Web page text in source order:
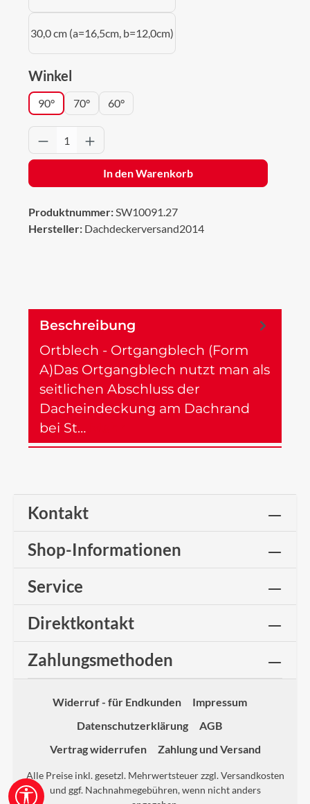
30,0 cm (a=16,5cm, b=12,0cm)
Winkel
90° 70° 60°
Produkt Anzahl: Gib den gewünschten
In den Warenkorb
Produktnummer:SW10091.27
Hersteller: Dachdeckerversand2014
Beschreibung
Ortblech - Ortgangblech (Form
A)Das Ortgangblech nutzt man als
seitlichen Abschluss der
Dacheindeckung am Dachrand
bei St…
Kontakt
Shop-Informationen
Service
Direktkontakt
Zahlungsmethoden
Widerruf - für Endkunden
Impressum
Datenschutzerklärung
AGB
Vertrag widerrufen
Zahlung und Versand
Alle Preise inkl. gesetzl. Mehrwertsteuer zzgl.Versandkosten
und ggf. Nachnahmegebühren, wenn nicht anders
Werkzeugleiste anzeigen